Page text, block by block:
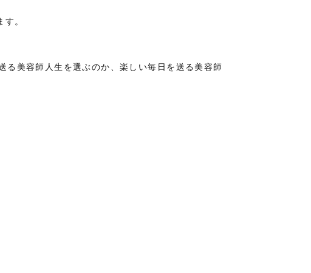
。
美容師人生を選ぶのか、楽しい毎日を送る美容師